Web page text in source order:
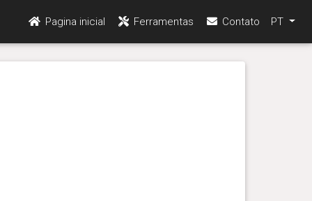
Pagina inicial Ferramentas Contato PT